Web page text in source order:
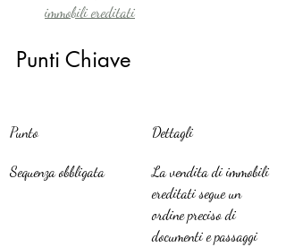
immobili ereditati
Punti Chiave
Punto Dettagli
Sequenza obbligata
La vendita di immobili
ereditati segue un
ordine preciso di
documenti e passaggi